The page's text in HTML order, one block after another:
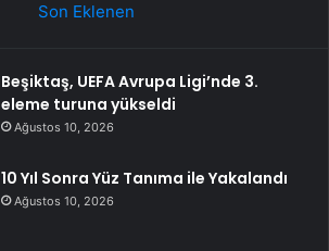
Son Eklenen
Beşiktaş, UEFA Avrupa Ligi’nde 3.
eleme turuna yükseldi
Ağustos 10, 2026
10 Yıl Sonra Yüz Tanıma ile Yakalandı
Ağustos 10, 2026